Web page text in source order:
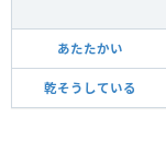
あたたかい
乾そうしている